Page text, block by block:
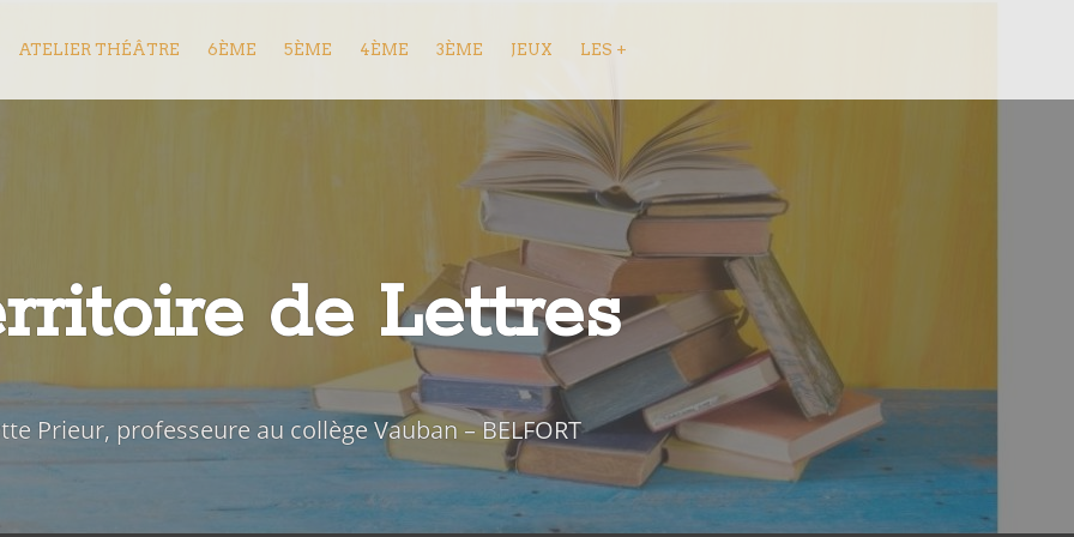
ATELIER THÉÂTRE 6ÈME 5ÈME 4ÈME 3ÈME JEUX LES +
de Lettres
Prieur, professeure au collège Vauban – BELFORT